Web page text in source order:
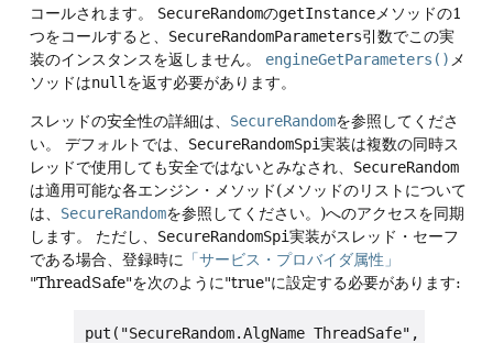
コールされます。
SecureRandomのgetInstance メソッドの1
つをコールすると、 SecureRandomParameters引数でこの実
装のインスタンスを返しません。
engineGetParameters() メ
ソッドはnull を返す必要があります。
スレッドの安全性の詳細は、 SecureRandomを参照してくださ
い。
デフォルトでは、 SecureRandomSpi実装は複数の同時ス
レッドで使用しても安全ではないとみなされ、 SecureRandom
は適用可能な各エンジン・メソッド(メソッドのリストについて
は、 SecureRandomを参照してください。)へのアクセスを同期
します。
ただし、 SecureRandomSpi実装がスレッド・セーフ
である場合、登録時に
「サービス・プロバイダ属性」
"ThreadSafe"を次のように"true"に設定する必要があります:
put("SecureRandom.AlgName ThreadSafe",